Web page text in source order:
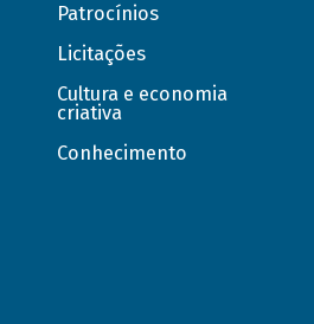
Patrocínios
Licitações
Cultura e economia
criativa
Conhecimento